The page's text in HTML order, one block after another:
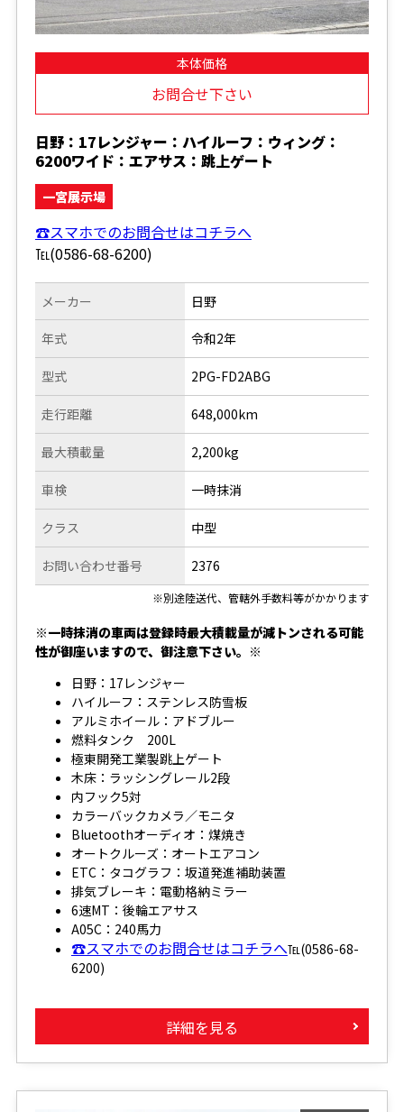
本体価格
お問合せ下さい
日野：17レンジャー：ハイルーフ：ウィング：
6200ワイド：エアサス：跳上ゲート
一宮展示場
☎スマホでのお問合せはコチラへ
℡(0586-68-6200)
メーカー
年式
型式
走行距離
日野
令和2年
2PG-FD2ABG
648,000km
最大積載量
車検
クラス
お問い合わせ番号
2,200kg
一時抹消
中型
2376
※別途陸送代、管轄外手数料等がかかります
※一時抹消の車両は登録時最大積載量が減トンされる可能
性が御座いますので、御注意下さい。※
日野：17レンジャー
ハイルーフ：ステンレス防雪板
アルミホイール：アドブルー
燃料タンク 200L
極東開発工業製跳上ゲート
木床：ラッシングレール2段
内フック5対
カラーバックカメラ／モニタ
Bluetoothオーディオ：煤焼き
オートクルーズ：オートエアコン
ETC：タコグラフ：坂道発進補助装置
排気ブレーキ：電動格納ミラー
6速MT：後輪エアサス
A05C：240馬力
☎スマホでのお問合せはコチラへ℡(0586-68-
6200)
詳細を見る